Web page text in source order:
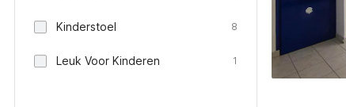
Kinderstoel 8
Leuk Voor Kinderen 1